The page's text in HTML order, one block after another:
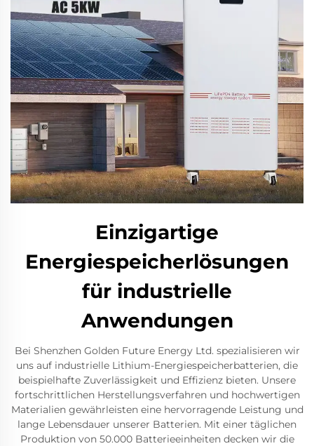
Einzigartige
Energiespeicherlösungen
für industrielle
Anwendungen
Bei Shenzhen Golden Future Energy Ltd. spezialisieren wir
uns auf industrielle Lithium-Energiespeicherbatterien, die
beispielhafte Zuverlässigkeit und Effizienz bieten. Unsere
fortschrittlichen Herstellungsverfahren und hochwertigen
Materialien gewährleisten eine hervorragende Leistung und
lange Lebensdauer unserer Batterien. Mit einer täglichen
Produktion von 50.000 Batterieeinheiten decken wir die